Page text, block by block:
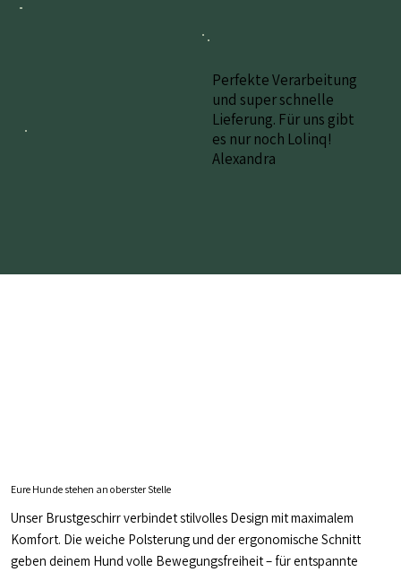
Perfekte Verarbeitung
und super schnelle
Lieferung. Für uns gibt
es nur noch Lolinq!
Alexandra
Eure Hunde stehen an oberster Stelle
Unser Brustgeschirr verbindet stilvolles Design mit maximalem
Komfort. Die weiche Polsterung und der ergonomische Schnitt
geben deinem Hund volle Bewegungsfreiheit – für entspannte